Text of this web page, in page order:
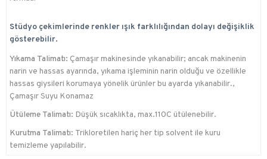
Stüdyo çekimlerinde renkler ışık farklılığından dolayı değişiklik
gösterebilir.
Yıkama Talimatı: Çamaşır makinesinde yıkanabilir; ancak makinenin
narin ve hassas ayarında, yıkama işleminin narin olduğu ve özellikle
hassas giysileri korumaya yönelik ürünler bu ayarda yıkanabilir.,
Çamaşır Suyu Konamaz
Ütüleme Talimatı: Düşük sıcaklıkta, max.110C ütülenebilir.
Kurutma Talimatı: Trikloretilen hariç her tip solvent ile kuru
temizleme yapılabilir.